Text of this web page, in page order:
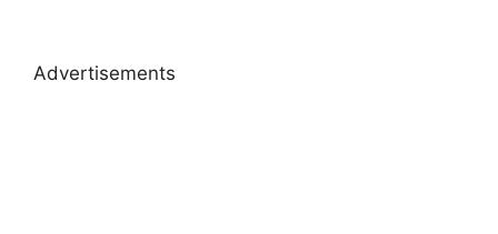
Advertisements